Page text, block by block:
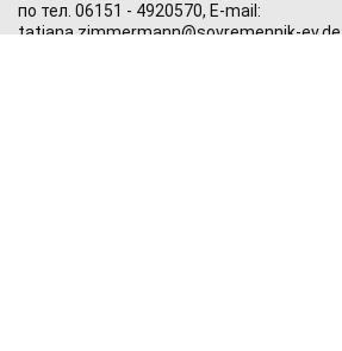
по тел. 06151 - 4920570, E-mail:
tatjana.zimmermann@sovremennik-ev.de